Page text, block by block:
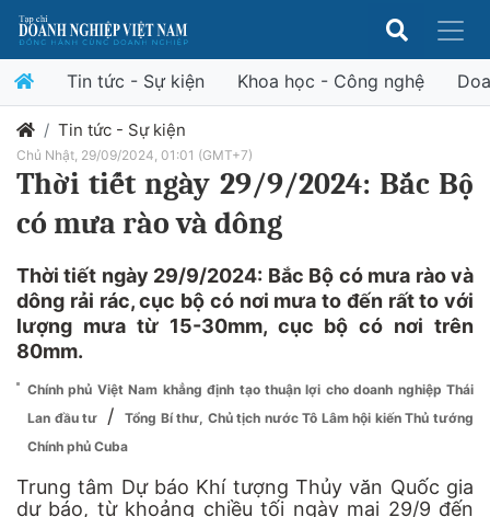
Tin tức - Sự kiện Khoa học - Công nghệ
Tin tức - Sự kiện
Chủ Nhật, 29/09/2024, 01:01 (GMT+7)
Thời tiết ngày 29/9/2024: Bắc Bộ
có mưa rào và dông
Thời tiết ngày 29/9/2024: Bắc Bộ có mưa rào và
dông rải rác, cục bộ có nơi mưa to đến rất to với
lượng mưa từ 15-30mm, cục bộ có nơi trên
80mm.
Chính phủ Việt Nam khẳng định tạo thuận lợi cho doanh nghiệp Thái
Lan đầu tư
/
Tổng Bí thư, Chủ tịch nước Tô Lâm hội kiến Thủ tướng
Chính phủ Cuba
Trung tâm Dự báo Khí tượng Thủy văn Quốc gia
dự báo, từ khoảng chiều tối ngày mai 29/9 đến